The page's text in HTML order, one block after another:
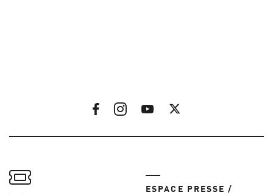
ESPACE PRESSE /